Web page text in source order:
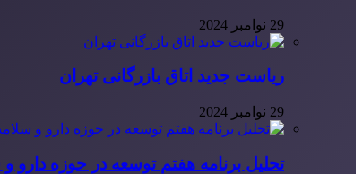
29 نوامبر 2024
ریاست جدید اتاق بازرگانی تهران
29 نوامبر 2024
تحلیل برنامه هفتم توسعه در حوزه دارو